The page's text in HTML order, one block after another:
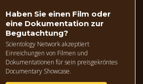
Haben Sie einen Film oder
eine Dokumentation zur
Begutachtung?
Scientology Network akzeptiert
Einreichungen von Filmen und
Dokumentationen für sein preisgekröntes
Documentary Showcase.